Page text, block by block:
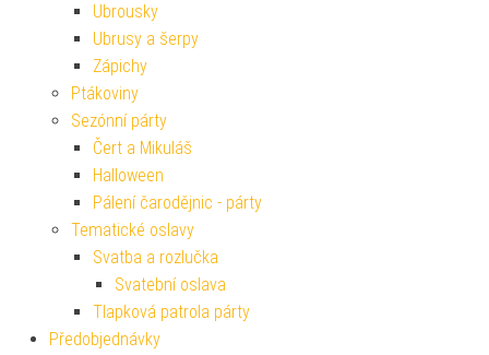
Ubrousky
Ubrusy a šerpy
Zápichy
Ptákoviny
Sezónní párty
Čert a Mikuláš
Halloween
Pálení čarodějnic - párty
Tematické oslavy
Svatba a rozlučka
Svatební oslava
Tlapková patrola párty
Předobjednávky